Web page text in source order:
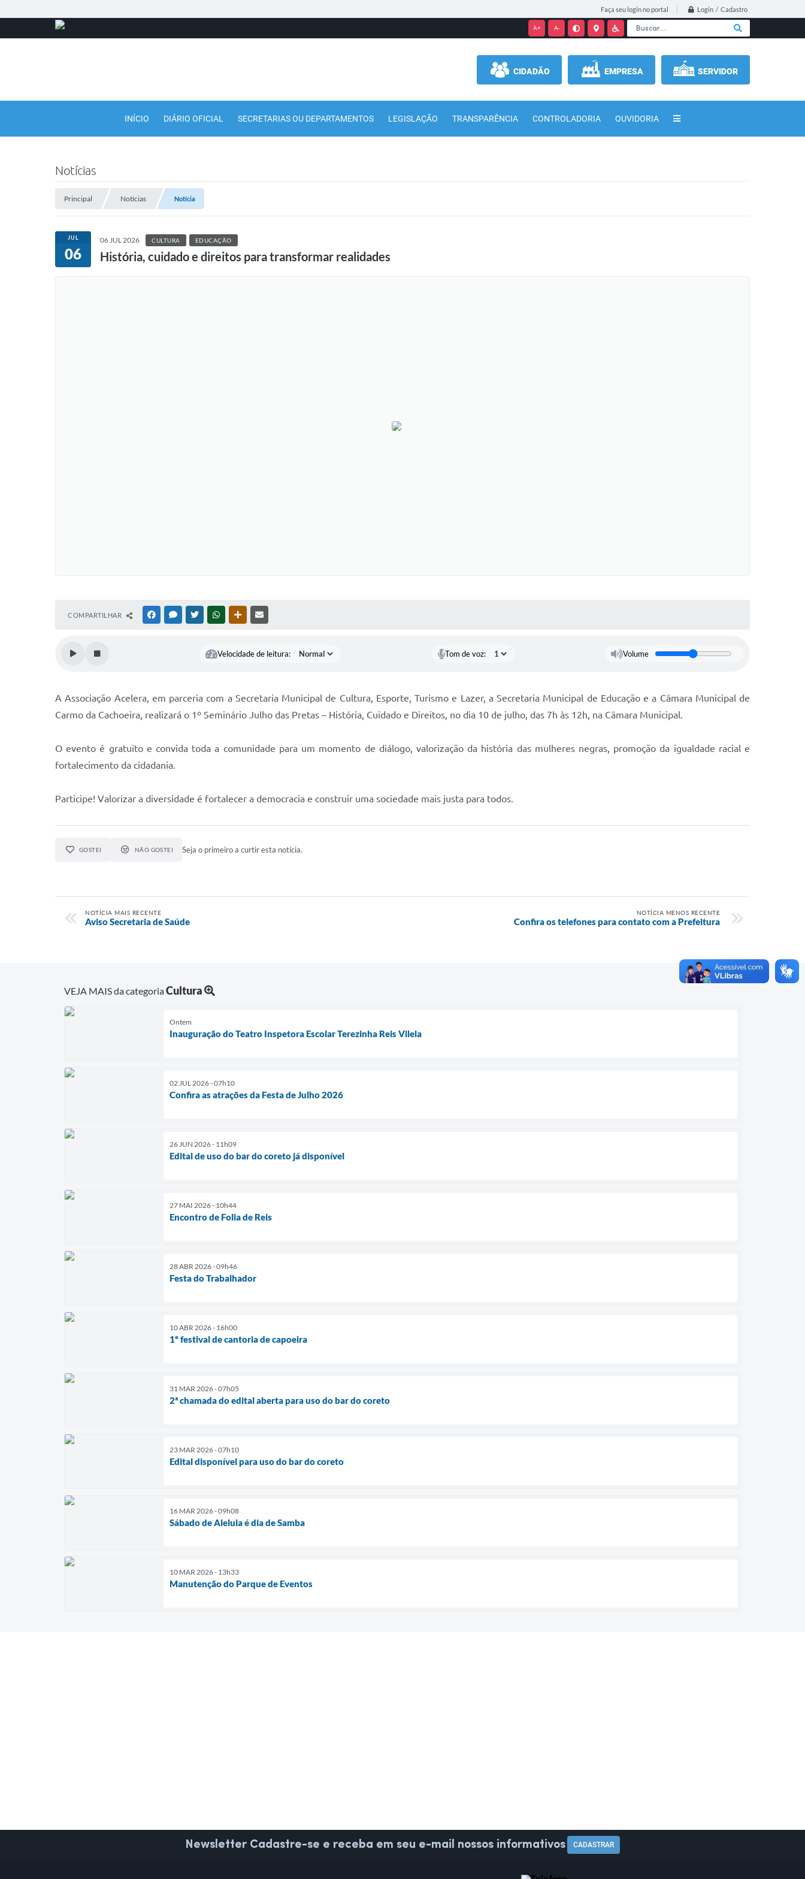
Faça seu login no portal Login / Cadastro
A+ A-
CIDADÃO EMPRESA SERVIDOR
INÍCIO DIÁRIO OFICIAL SECRETARIAS OU DEPARTAMENTOS LEGISLAÇÃO TRANSPARÊNCIA CONTROLADORIA OUVIDORIA
Notícias
Principal Notícias Notícia
JUL
06
06 JUL 2026 CULTURA EDUCAÇÃO
História, cuidado e direitos para transformar realidades
COMPARTILHAR FACEBOOKMESSENGER
TWITTERWHATSAPPOUTRAS MÍDIAS
Velocidade de leitura: Tom de voz: Volume
A Associação Acelera, em parceria com a Secretaria Municipal de Cultura, Esporte, Turismo e Lazer, a Secretaria Municipal de Educação e a Câmara Municipal de
Carmo da Cachoeira, realizará o 1º Seminário Julho das Pretas – História, Cuidado e Direitos, no dia 10 de julho, das 7h às 12h, na Câmara Municipal.
O evento é gratuito e convida toda a comunidade para um momento de diálogo, valorização da história das mulheres negras, promoção da igualdade racial e
fortalecimento da cidadania.
Participe! Valorizar a diversidade é fortalecer a democracia e construir uma sociedade mais justa para todos.
GOSTEI NÃO GOSTEI Seja o primeiro a curtir esta notícia.
NOTÍCIA MAIS RECENTE
Aviso Secretaria de Saúde
NOTÍCIA MENOS RECENTE
Confira os telefones para contato com a Prefeitura
VEJA MAIS da categoriaCultura
Ontem
Inauguração do Teatro Inspetora Escolar Terezinha Reis Vilela
02 JUL 2026 - 07h10
Confira as atrações da Festa de Julho 2026
26 JUN 2026 - 11h09
Edital de uso do bar do coreto já disponível
27 MAI 2026 - 10h44
Encontro de Folia de Reis
28 ABR 2026 - 09h46
Festa do Trabalhador
10 ABR 2026 - 16h00
1º festival de cantoria de capoeira
31 MAR 2026 - 07h05
2ª chamada do edital aberta para uso do bar do coreto
23 MAR 2026 - 07h10
Edital disponível para uso do bar do coreto
16 MAR 2026 - 09h08
Sábado de Aleluia é dia de Samba
10 MAR 2026 - 13h33
Manutenção do Parque de Eventos
Newsletter Cadastre-se e receba em seu e-mail nossos informativos CADASTRAR